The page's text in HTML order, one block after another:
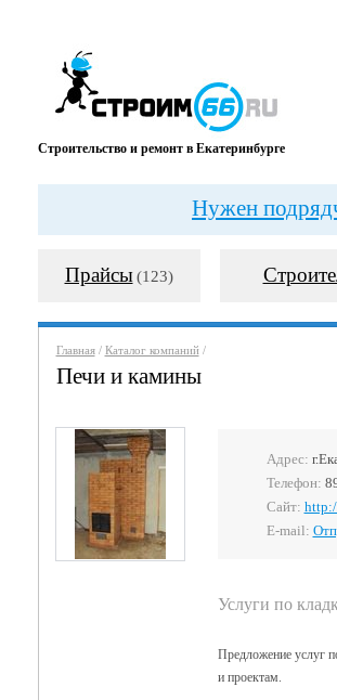
Строительство и ремонт в Екатеринбурге
Нужен
Прайсы (123)
Главная/ Каталог компаний/
Печи и камины
Адрес:
Телефон:
Сайт:
E-mail:
Услуги по
Предложение услуг
и проектам.